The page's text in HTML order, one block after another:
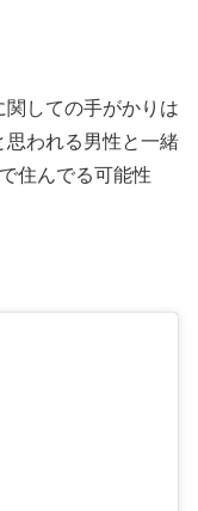
関しての手がかりは
思われる男性と一緒
住んでる可能性